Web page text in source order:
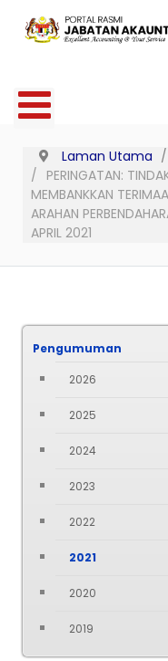
Laman Utama
PERINGATAN:
MEMBANKKAN
ARAHAN
APRIL 2021
Pengumuman
2026
2025
2024
2023
2022
2021
2020
2019